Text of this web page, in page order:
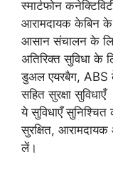
स्मार्टफोन
आरामदायक केबिन
आसान संचालन के
अतिरिक्त सुविधा के
डुअल एयरबैग, ABS
सहित सुरक्षा सुविधाएँ
ये सुविधाएँ
सुरक्षित,
लें।